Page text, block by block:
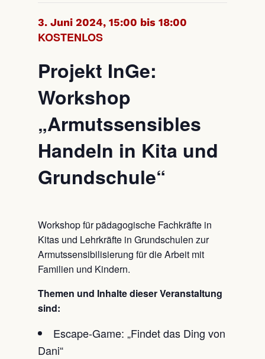
3. Juni 2024, 15:00 bis 18:00
KOSTENLOS
Projekt InGe:
Workshop
„Armutssensibles
Handeln in Kita und
Grundschule“
Workshop für pädagogische Fachkräfte in
Kitas und Lehrkräfte in Grundschulen zur
Armutssensibilisierung für die Arbeit mit
Familien und Kindern.
Themen und Inhalte dieser Veranstaltung
sind:
Escape-Game: „Findet das Ding von
Dani“